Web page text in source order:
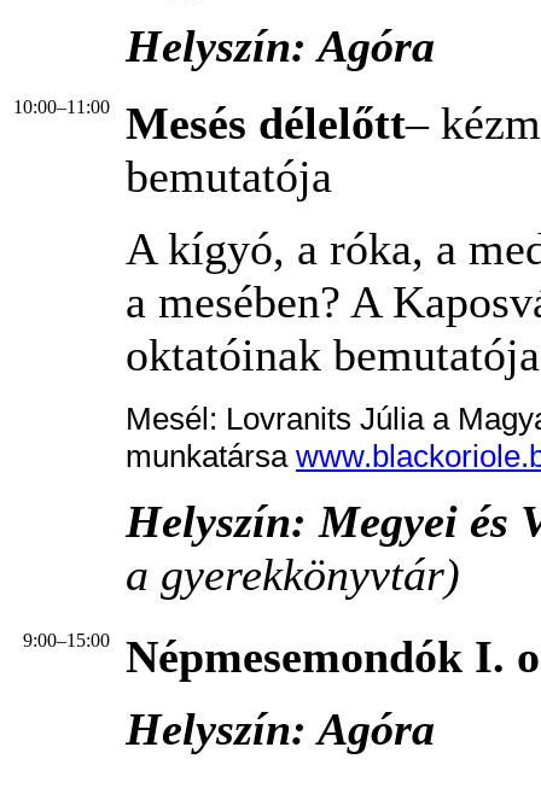
Helyszín: Agóra
10:00–11:00 Mesés délelőtt–
bemutatója
A kígyó, a róka, a
a mesében? A
oktatóinak
Mesél: Lovranits Júlia a
munkatársa
Helyszín: Megyei és
a gyerekkönyvtár)
9:00–15:00
Népmesemondók I.
Helyszín: Agóra